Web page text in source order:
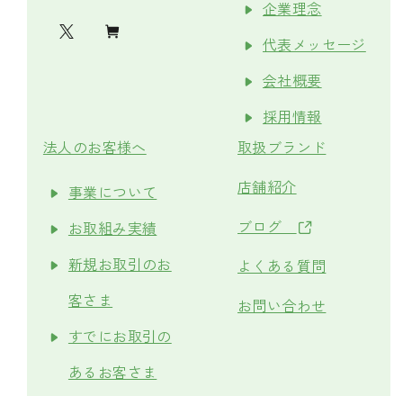
企業理念
代表メッセージ
会社概要
採用情報
法人のお客様へ
事業について
お取組み実績
新規お取引のお
客さま
すでにお取引の
あるお客さま
取扱ブランド
店舗紹介
ブログ
よくある質問
お問い合わせ